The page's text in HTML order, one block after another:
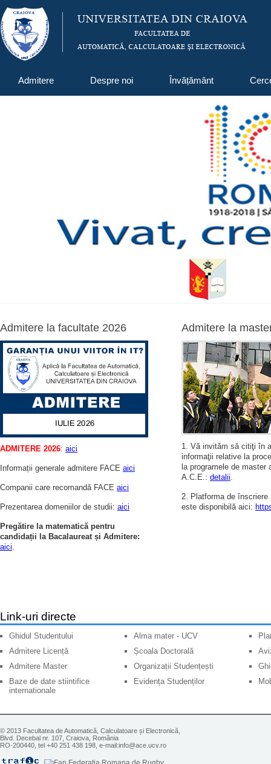
Admitere Despre noi Învățământ
Admitere la facultate 2026
ADMITERE 2026: aici
Informații generale admitere FACE aici
Companii care recomandă FACE aici
Prezentarea domeniilor de studii: aici
Pregătire la matematică pentru
candidații la Bacalaureat și Admitere:
aici.
Admitere la
1. Vă invităm să citiţi în
informaţii relative la
la programele de master
A.C.E.: detalii.
2. Platforma de înscriere
este disponibilă aici:
Link-uri directe
Ghidul Studentului
Admitere Licență
Admitere Master
Baze de date stiintifice
internationale
Alma mater - UCV
Școala Doctorală
Organizații Studențești
Evidența Studenților
© 2013 Facultatea de Automatică, Calculatoare și Electronică,
Blvd. Decebal nr. 107, Craiova, România
RO-200440, tel +40 251 438 198, e-mail:info@ace.ucv.ro